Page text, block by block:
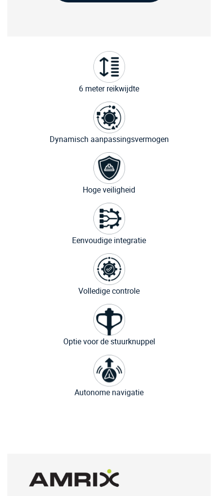
6 meter reikwijdte
Dynamisch aanpassingsvermogen
Hoge veiligheid
Eenvoudige integratie
Volledige controle
Optie voor de stuurknuppel
Autonome navigatie